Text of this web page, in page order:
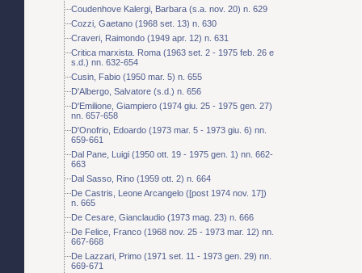
Coudenhove Kalergi, Barbara (s.a. nov. 20) n. 629
Cozzi, Gaetano (1968 set. 13) n. 630
Craveri, Raimondo (1949 apr. 12) n. 631
Critica marxista. Roma (1963 set. 2 - 1975 feb. 26 e
s.d.) nn. 632-654
Cusin, Fabio (1950 mar. 5) n. 655
D'Albergo, Salvatore (s.d.) n. 656
D'Emilione, Giampiero (1974 giu. 25 - 1975 gen. 27)
nn. 657-658
D'Onofrio, Edoardo (1973 mar. 5 - 1973 giu. 6) nn.
659-661
Dal Pane, Luigi (1950 ott. 19 - 1975 gen. 1) nn. 662-
663
Dal Sasso, Rino (1959 ott. 2) n. 664
De Castris, Leone Arcangelo ([post 1974 nov. 17])
n. 665
De Cesare, Gianclaudio (1973 mag. 23) n. 666
De Felice, Franco (1968 nov. 25 - 1973 mar. 12) nn.
667-668
De Lazzari, Primo (1971 set. 11 - 1973 gen. 29) nn.
669-671